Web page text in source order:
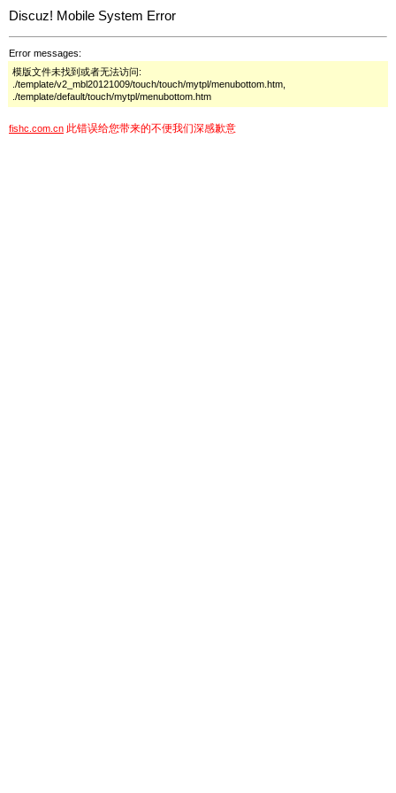
Discuz! Mobile System Error
Error messages:
模版文件未找到或者无法访问:
./template/v2_mbl20121009/touch/touch/mytpl/menubottom.htm,
./template/default/touch/mytpl/menubottom.htm
fishc.com.cn 此错误给您带来的不便我们深感歉意